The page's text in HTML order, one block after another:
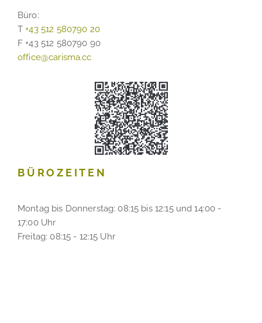
Büro:
T+43 512 580790 20
F +43 512 580790 90
office@carisma.cc
BÜROZEITEN
Montag bis Donnerstag: 08:15 bis 12:15 und 14:00 -
17:00 Uhr
Freitag: 08:15 - 12:15 Uhr